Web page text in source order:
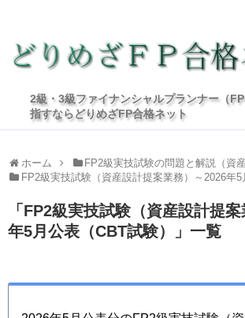
2級・3級ファイナンシャルプランナー（
指すならどりめざFP合格ネット
ホーム
FP2級実技試験の問題と解説（資
FP2級実技試験（資産設計提案業務）～2026年5
「FP2級実技試験（資産設計提
年5月公表（CBT試験）
」 一覧